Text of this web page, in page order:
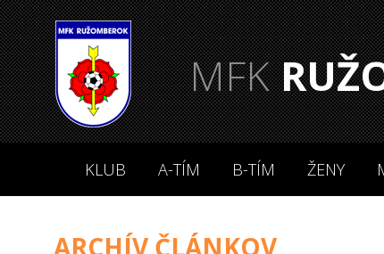
MFK
KLUB A-TÍM B-TÍM ŽENY
ARCHÍV ČLÁNKOV